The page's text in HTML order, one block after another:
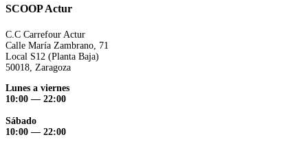
SCOOP Actur
C.C Carrefour Actur
Calle María Zambrano, 71
Local S12 (Planta Baja)
50018, Zaragoza
Lunes a viernes
10:00 — 22:00
Sábado
10:00 — 22:00